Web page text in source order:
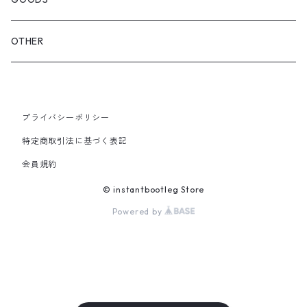
GLOVES&SCARF
SHOULDER
SMALL BAG
TOY
PINS& PINBACK
SOX
OTHER
プライバシーポリシー
特定商取引法に基づく表記
会員規約
© instantbootleg Store
Powered by